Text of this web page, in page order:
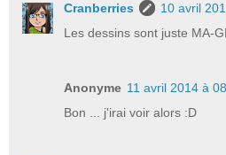
Cranberries
10 avril
Les dessins sont juste MA-
Anonyme 11 avril 2014 à
Bon ... j'irai voir alors :D